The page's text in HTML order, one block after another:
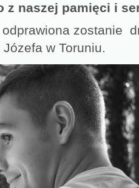
z naszej pamięci i
odprawiona zostanie
w Toruniu.